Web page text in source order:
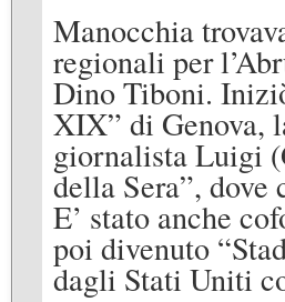
Manocchia
regionali per
Dino Tiboni.
XIX” di Genova,
giornalista Luigi
della Sera”, dove
E’ stato anche
poi divenuto
dagli Stati Uniti